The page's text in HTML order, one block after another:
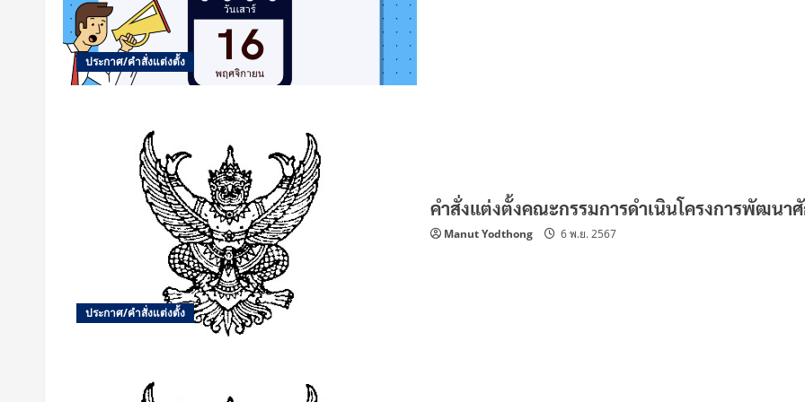
ประกาศ/คำสั่งแต่งตั้ง
ประกาศ/คำสั่งแต่งตั้ง
คำสั่งแต่งตั้งคณะกรรมการดำเนินโครงการพัฒนา
Manut Yodthong 6 พ.ย. 2567